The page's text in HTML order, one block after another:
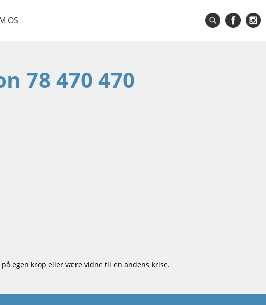
OS
78 470 470
egen krop eller være vidne til en andens krise.